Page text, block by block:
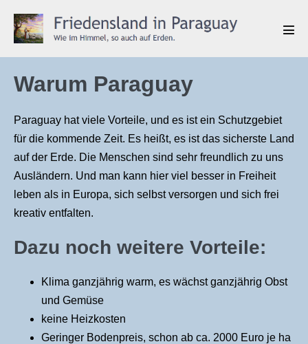
Inhalt
springen
Warum Paraguay
Paraguay hat viele Vorteile, und es ist ein Schutzgebiet
für die kommende Zeit. Es heißt, es ist das sicherste Land
auf der Erde. Die Menschen sind sehr freundlich zu uns
Ausländern. Und man kann hier viel besser in Freiheit
leben als in Europa, sich selbst versorgen und sich frei
kreativ entfalten.
Dazu noch weitere Vorteile:
Klima ganzjährig warm, es wächst ganzjährig Obst
und Gemüse
keine Heizkosten
Geringer Bodenpreis, schon ab ca. 2000 Euro je ha